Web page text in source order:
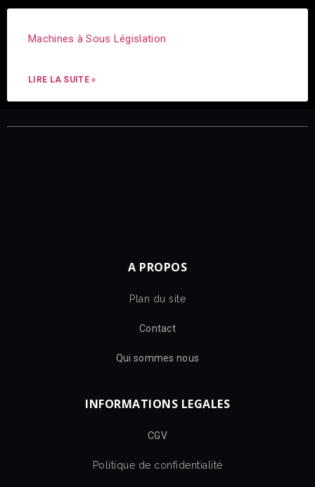
Machines à Sous Législation
LIRE LA SUITE »
A PROPOS
Plan du site
Contact
Qui sommes nous
INFORMATIONS LEGALES
CGV
Politique de confidentialité